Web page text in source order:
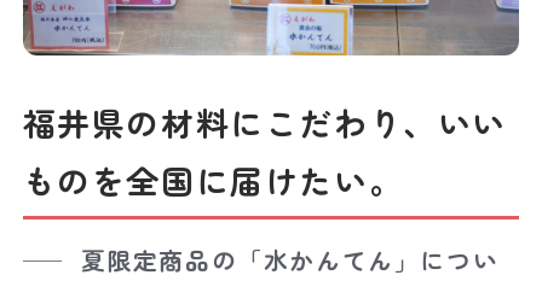
福井県の材料にこだわり、いい
ものを全国に届けたい。
夏限定商品の「水かんてん」につい